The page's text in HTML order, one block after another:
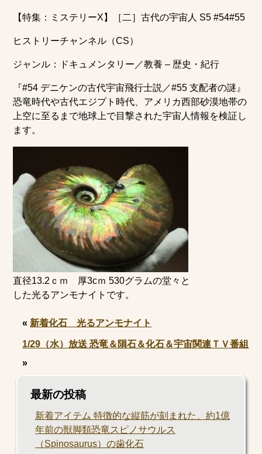
【特集：ミステリーX】［二］古代の宇宙人 S5 #54#55
ヒストリーチャンネル（CS）
ジャンル：ドキュメンタリー／教養 – 歴史・紀行
『#54 デニケンの古代宇宙飛行士説／#55 支配者の謎』
恐竜時代や古代エジプト時代、アメリカ西部砂漠地帯の
上空に至るまで地球上で目撃された宇宙人情報を検証し
ます。
直径13.2ｃｍ 厚3cｍ 530グラムの堂々と
した光るアンモナイトです。
«新着化石 光るアンモナイト
1/29（水）放送 恐竜＆隕石＆化石＆宇宙関連ＴＶ番組
»
最新の投稿
新着アイテム 特徴的な縦筋が刻まれた、約1億
年前の獣脚類恐竜スピノサウルス
（Spinosaurus）の歯化石